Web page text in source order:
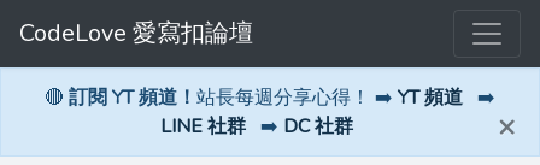
CodeLove 愛寫扣論壇
🔴 訂閱 YT 頻道！ 站長每週分享心得！ ➡️ YT 頻道 ➡️
LINE 社群 ➡️ DC 社群 ×